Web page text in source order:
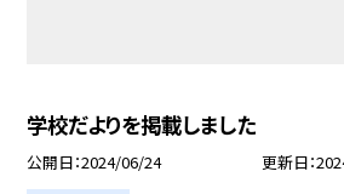
学校だよりを掲載しました
公開日 2024/06/24 更新日